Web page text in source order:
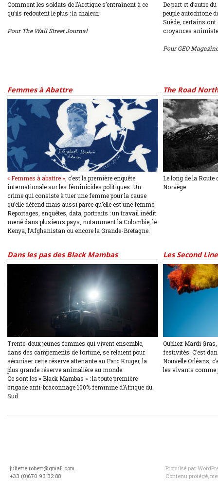
Comment les soldats de l’Arctique s’entraînent à ce
qu’ils redoutent le plus : la chaleur.
Pour The Wall Street Journal
De part et d’autre
peuple autochtone
Suède, certains
croyances
Pour GEO
Femmes à Abattre
« Femmes à abattre », c’est la première enquête
internationale sur les féminicides politiques. Un
crime qui consiste à tuer une femme pour la cause
qu’elle défend mais aussi parce qu’elle est une femme.
Reportages, enquêtes, data, portraits : un travail inédit
mené dans plusieurs pays, notamment la Colombie, le
Kenya, l’Afghanistan ou encore la Grande-Bretagne.
The Road North
Le long de la Route
Norvège.
Dans les pas des Black Mambas
Trente-deux jeunes femmes qui vivent ensemble,
dans des campements de fortune, se relaient pour
sécuriser cette réserve attenante au Parc Kruger, la
plus grande réserve animalière au monde.
Ce sont les « Black Mambas » : la toute première
brigade anti-braconnage 100% féminine d’Afrique du
Sud.
Les Second
Oubliez Mardi
festivités. C’est
Nouvelle Orléans,
les vivants comme
juliette.robert@gmail.com
+33 (0)670 93 32 88
Propulsé par
Contenu protégé,